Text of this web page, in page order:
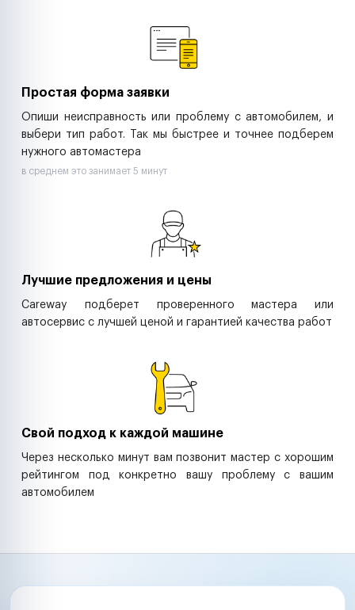
Простая форма заявки
Опиши неисправность или проблему с автомобилем, и
выбери тип работ. Так мы быстрее и точнее подберем
нужного автомастера
в среднем это занимает 5 минут
Лучшие предложения и цены
Careway подберет проверенного мастера или
автосервис с лучшей ценой и гарантией качества работ
Свой подход к каждой машине
Через несколько минут вам позвонит мастер с хорошим
рейтингом под конкретно вашу проблему с вашим
автомобилем